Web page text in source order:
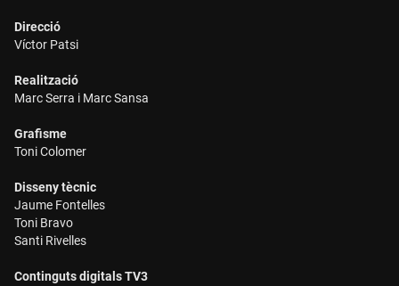
Direcció
Víctor Patsi
Realització
Marc Serra i Marc Sansa
Grafisme
Toni Colomer
Disseny tècnic
Jaume Fontelles
Toni Bravo
Santi Rivelles
Continguts digitals TV3